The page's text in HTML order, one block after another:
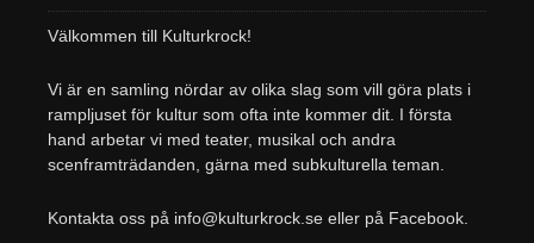
Välkommen till Kulturkrock!
Vi är en samling nördar av olika slag som vill göra plats i
rampljuset för kultur som ofta inte kommer dit. I första
hand arbetar vi med teater, musikal och andra
scenframträdanden, gärna med subkulturella teman.
Kontakta oss på info@kulturkrock.se eller på Facebook.